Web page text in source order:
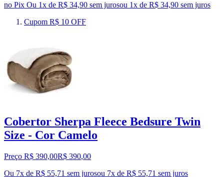
no Pix Ou 1x de R$ 34,90 sem jurosou 1x de R$ 34,90 sem juros
Cupom R$ 10 OFF
Cobertor Sherpa Fleece Bedsure Twin
Size - Cor Camelo
Preço R$ 390,00R$ 390,00
Ou 7x de R$ 55,71 sem jurosou 7x de R$ 55,71 sem juros